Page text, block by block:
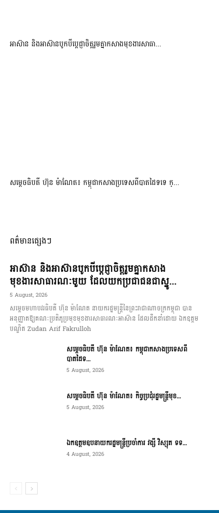
អាស៊ាន និងអាស៊ានបូកបីប្តេជ្ញាចិត្តរួមគ្នាកសាងមុខងារសាធា...
សម្ដេចធិបតី ហ៊ុន ម៉ាណែត៖ កម្ពុជាកសាងប្រទេសពីបាតដៃទទេ ក្...
ពត៌មានផ្សេងៗ
អាស៊ាន និងអាស៊ានបូកបីប្តេជ្ញាចិត្តរួមគ្នាកសាង
មុខងារសាធារណៈមួយ ដែលយកប្រជាជនជាស្នូ...
5 August, 2026
សម្តេចមហាបវរធិបតី ហ៊ុន ម៉ាណែត នាយករដ្ឋមន្ត្រីនៃព្រះរាជាណាចក្រកម្ពុជា បាន
អនុញ្ញាតឱ្យគណៈប្រតិភូប្រមុខមុខងារសាធារណៈអាស៊ាន ដែលដឹកនាំដោយ ឯកឧត្តម
បណ្ឌិត Zudan Arif Fakrulloh
សម្ដេចធិបតី ហ៊ុន ម៉ាណែត៖ កម្ពុជាកសាងប្រទេសពី
បាតដៃទ...
5 August, 2026
សម្ដេចធិបតី ហ៊ុន ម៉ាណែត៖ កិច្ចប្រជុំរដ្ឋមន្ត្រីមុខ...
5 August, 2026
ឯកឧត្តមឧបនាយករដ្ឋមន្ត្រីប្រចាំការ វង្សី វិស្សុត ទទ...
4 August, 2026